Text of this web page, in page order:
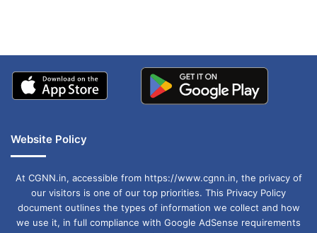
Website Policy
At CGNN.in, accessible from https://www.cgnn.in, the privacy of
our visitors is one of our top priorities. This Privacy Policy
document outlines the types of information we collect and how
we use it, in full compliance with Google AdSense requirements